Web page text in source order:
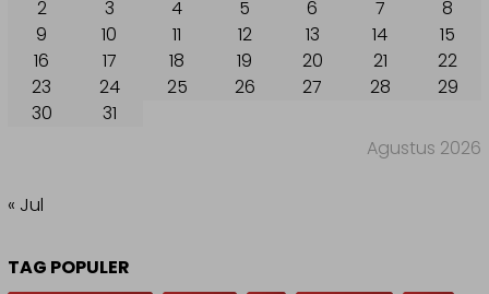
Agustus 2026
2
3 4 5 6 7
8
9
10 11 12 13 14
15
16
17 18 19 20 21
22
23
24 25 26 27 28
29
30
31
« Jul
TAG POPULER